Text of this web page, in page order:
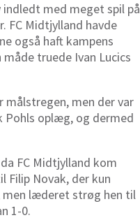
med meget spil på
FC Midtjylland havde
også haft kampens
truede Ivan Lucics
målstregen, men der var
Pohls oplæg, og dermed
FC Midtjylland kom
Novak, der kun
men læderet strøg hen til
1-0.